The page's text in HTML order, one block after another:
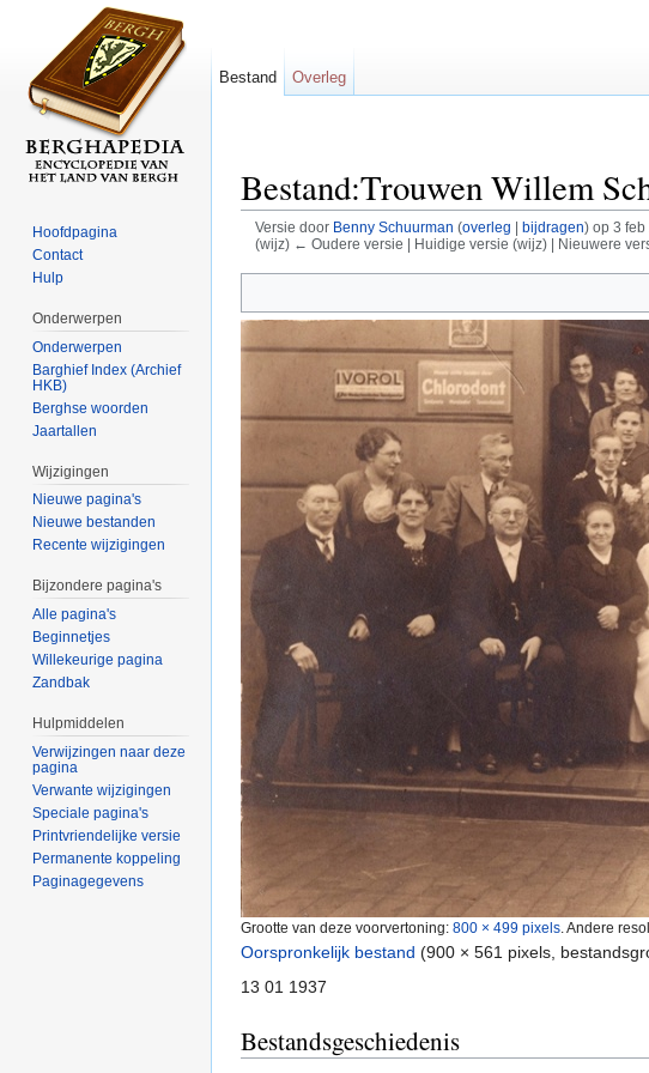
Bestand:Trouwen Willem
Versie door Benny Schuurman (overleg bijdragen)op 3 feb
(wijz) ← Oudere versie | Huidige versie (wijz) | Nieuwere
Grootte van deze voorvertoning: 800 × 499 pixels Andere
Oorspronkelijk bestand (900 × 561 pixels,
13 01 1937
Bestandsgeschiedenis
Bestand Overleg
Hoofdpagina
Contact
Hulp
Onderwerpen
Onderwerpen
Barghief Index (Archief
HKB)
Berghse woorden
Jaartallen
Wijzigingen
Nieuwe pagina's
Nieuwe bestanden
Recente wijzigingen
Bijzondere pagina's
Alle pagina's
Beginnetjes
Willekeurige pagina
Zandbak
Hulpmiddelen
Verwijzingen naar deze
pagina
Verwante wijzigingen
Speciale pagina's
Printvriendelijke versie
Permanente koppeling
Paginagegevens